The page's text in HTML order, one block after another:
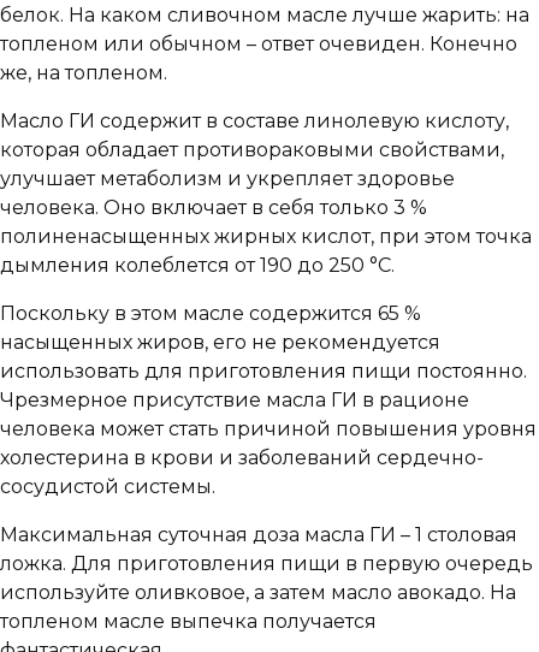
белок. На каком сливочном масле лучше жарить: на
топленом или обычном – ответ очевиден. Конечно
же, на топленом.
Масло ГИ содержит в составе линолевую кислоту,
которая обладает противораковыми свойствами,
улучшает метаболизм и укрепляет здоровье
человека. Оно включает в себя только 3 %
полиненасыщенных жирных кислот, при этом точка
дымления колеблется от 190 до 250 °C.
Поскольку в этом масле содержится 65 %
насыщенных жиров, его не рекомендуется
использовать для приготовления пищи постоянно.
Чрезмерное присутствие масла ГИ в рационе
человека может стать причиной повышения уровня
холестерина в крови и заболеваний сердечно-
сосудистой системы.
Максимальная суточная доза масла ГИ – 1 столовая
ложка. Для приготовления пищи в первую очередь
используйте оливковое, а затем масло авокадо. На
топленом масле выпечка получается